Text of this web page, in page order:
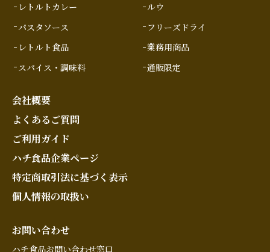
レトルトカレー
パスタソース
レトルト食品
スパイス・調味料
ルウ
フリーズドライ
業務用商品
通販限定
会社概要
よくあるご質問
ご利用ガイド
ハチ食品企業ページ
特定商取引法に基づく表示
個人情報の取扱い
お問い合わせ
ハチ食品お問い合わせ窓口